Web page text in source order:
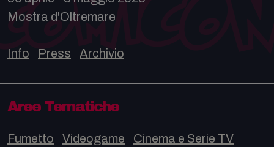
Mostra d'Oltremare
Info Press Archivio
Aree Tematiche
Fumetto Videogame
Cinema e Serie TV